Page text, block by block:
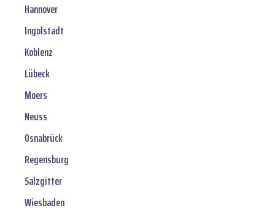
Hannover
Ingolstadt
Koblenz
Lübeck
Moers
Neuss
Osnabrück
Regensburg
Salzgitter
Wiesbaden